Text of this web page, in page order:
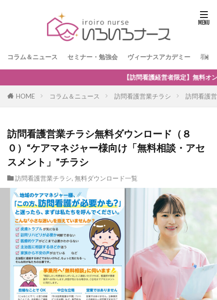
コラム＆ニュース セミナー・勉強会 ヴィーナスアカデミー 看護
限定】無料オンラインセミナー「訪問看護の強みを生かした保険外・自
HOME コラム＆ニュース 訪問看護営業チラシ 訪問看護
訪問看護営業チラシ無料ダウンロード（８
０）“ケアマネジャー様向け「無料相談・アセ
スメント」”チラシ
訪問看護営業チラシ, 無料ダウンロード一覧